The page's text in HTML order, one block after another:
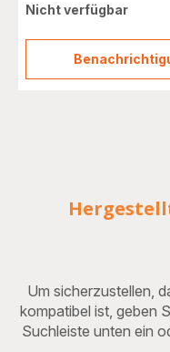
Nicht verfügbar
Um sicherzustellen,
kompatibel ist, geben
Suchleiste unten ein